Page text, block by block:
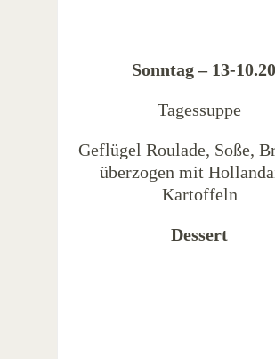
Sonntag – 13-
Tagessuppe
Geflügel Roulade, Soße,
überzogen mit
Kartoffeln
Dessert